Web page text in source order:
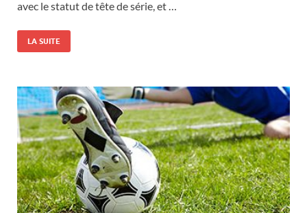
avec le statut de tête de série, et …
LA SUITE